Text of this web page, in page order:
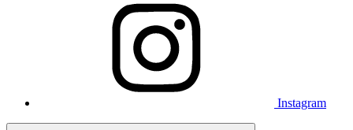
Instagram